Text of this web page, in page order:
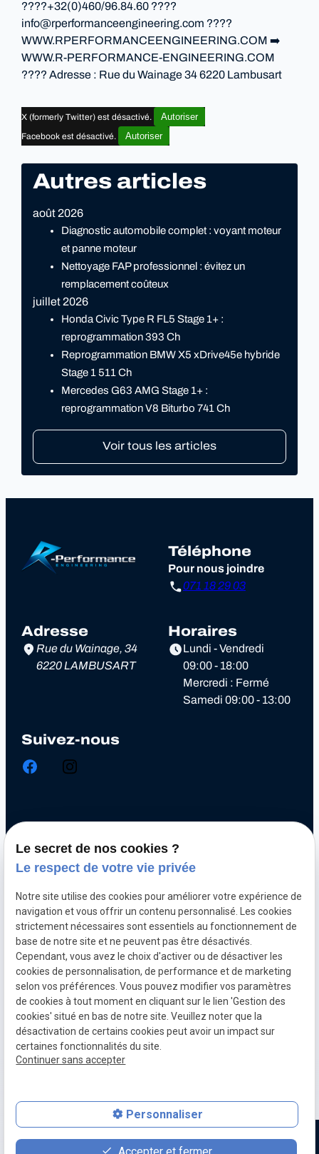
????+32(0)460/96.84.60 ????
info@rperformanceengineering.com ????
WWW.RPERFORMANCEENGINEERING.COM ➡️
WWW.R-PERFORMANCE-ENGINEERING.COM
???? Adresse : Rue du Wainage 34 6220 Lambusart
X (formerly Twitter) est désactivé. Autoriser
Facebook est désactivé. Autoriser
Autres articles
août 2026
Diagnostic automobile complet : voyant moteur
et panne moteur
Nettoyage FAP professionnel : évitez un
remplacement coûteux
juillet 2026
Honda Civic Type R FL5 Stage 1+ :
reprogrammation 393 Ch
Reprogrammation BMW X5 xDrive45e hybride
Stage 1 511 Ch
Mercedes G63 AMG Stage 1+ :
reprogrammation V8 Biturbo 741 Ch
Voir tous les articles
Téléphone
Pour nous joindre
071 18 29 03
Adresse
Rue du Wainage, 34
6220 LAMBUSART
Horaires
Lundi - Vendredi
09:00 - 18:00
Mercredi : Fermé
Samedi 09:00 - 13:00
Suivez-nous
Optimisation automobile
Diagnostic électronique
Echappement inox et titane
Décalaminage hydrogène
Clonage de calculateur moteur
Mentions
légales
Politique de
confidentialité
Gestion
des
cookies
Plan du
site
CGV
Le secret de nos cookies ?
Le respect de votre vie privée
Notre site utilise des cookies pour améliorer votre expérience de
navigation et vous offrir un contenu personnalisé. Les cookies
strictement nécessaires sont essentiels au fonctionnement de
base de notre site et ne peuvent pas être désactivés.
Cependant, vous avez le choix d'activer ou de désactiver les
cookies de personnalisation, de performance et de marketing
selon vos préférences. Vous pouvez modifier vos paramètres
de cookies à tout moment en cliquant sur le lien 'Gestion des
cookies' situé en bas de notre site. Veuillez noter que la
désactivation de certains cookies peut avoir un impact sur
certaines fonctionnalités du site.
Continuer sans accepter
Personnaliser